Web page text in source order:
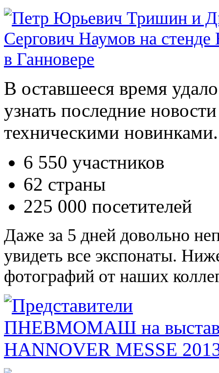
В оставшееся время
узнать последние
техническими
6 550 участников
62 страны
225 000 посетителей
Даже за 5 дней довольно
увидеть все экспонаты.
фотографий от наших